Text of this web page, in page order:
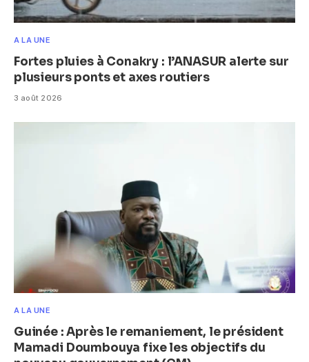
A LA UNE
Fortes pluies à Conakry : l’ANASUR alerte sur
plusieurs ponts et axes routiers
3 août 2026
A LA UNE
Guinée : Après le remaniement, le président
Mamadi Doumbouya fixe les objectifs du